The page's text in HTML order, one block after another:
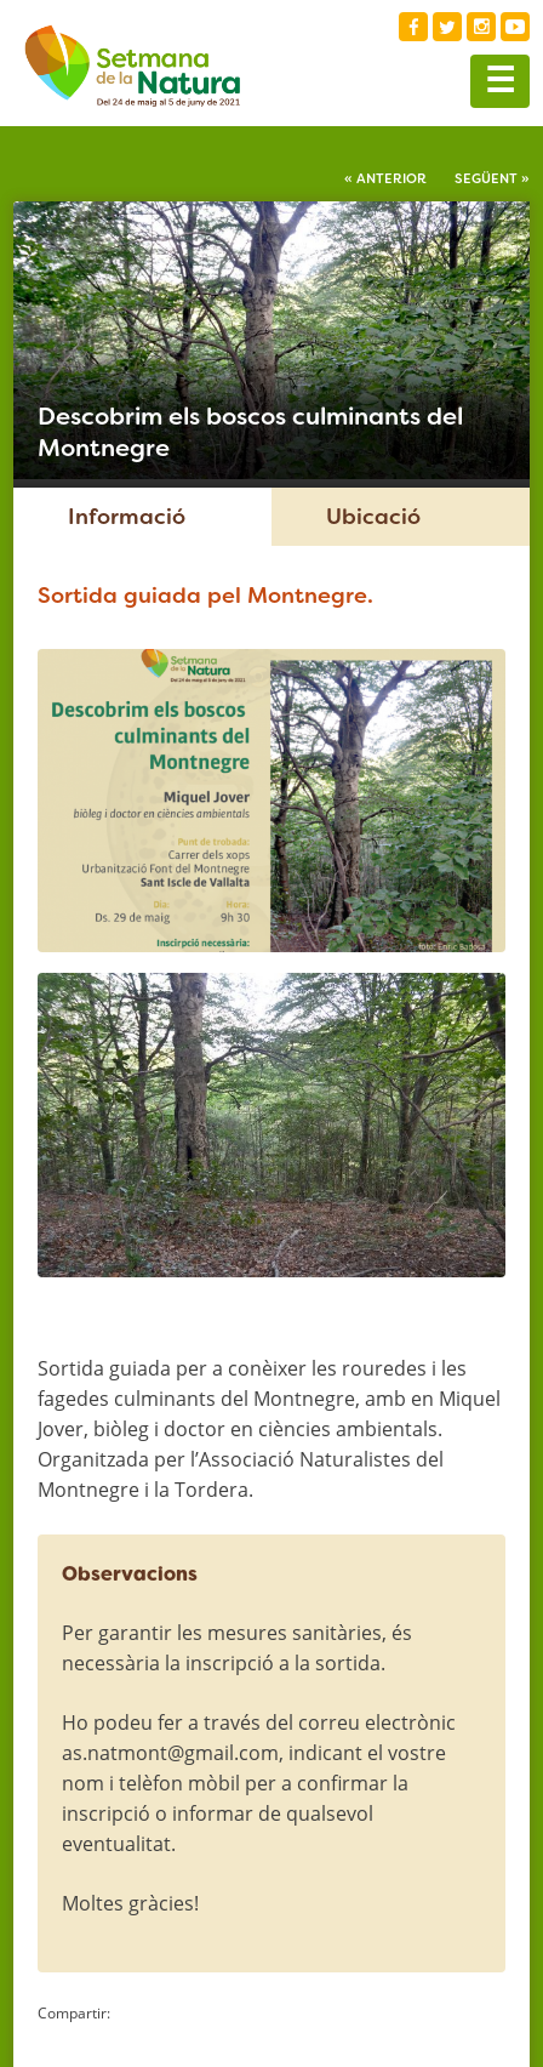
☰
« ANTERIOR SEGÜENT »
Descobrim els boscos culminants del
Montnegre
Informació Ubicació
Sortida guiada pel Montnegre.
Sortida guiada per a conèixer les rouredes i les
fagedes culminants del Montnegre, amb en Miquel
Jover, biòleg i doctor en ciències ambientals.
Organitzada per l’Associació Naturalistes del
Montnegre i la Tordera.
Observacions
Per garantir les mesures sanitàries, és
necessària la inscripció a la sortida.
Ho podeu fer a través del correu electrònic
as.natmont@gmail.com, indicant el vostre
nom i telèfon mòbil per a confirmar la
inscripció o informar de qualsevol
eventualitat.
Moltes gràcies!
Compartir: